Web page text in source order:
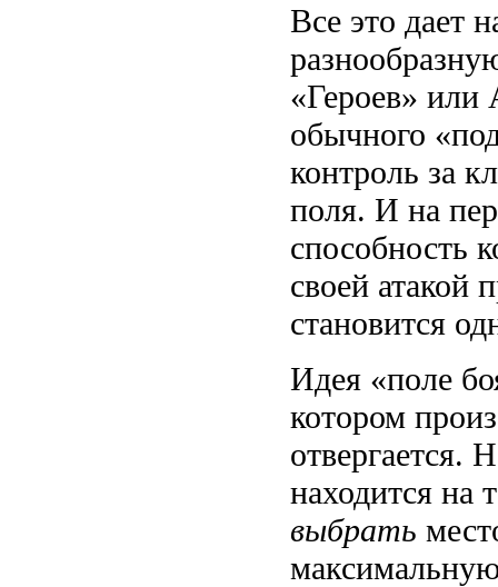
Все это дает
«Героев» или
обычного
контроль за
поля. И на
способность
своей атакой
становится
Идея «поле
котором
отвергается.
находится на
выбрать